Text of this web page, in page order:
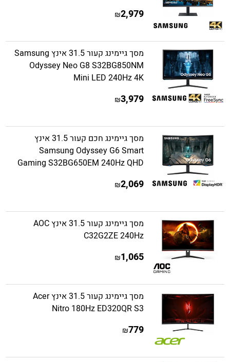
2,979
₪
מסך גיימינג קעור 31.5 אינץ Samsung
Odyssey Neo G8 S32BG850NM
Mini LED 240Hz 4K
3,979
₪
מסך גיימינג חכם קעור 31.5 אינץ
Samsung Odyssey G6 Smart
Gaming S32BG650EM 240Hz QHD
2,069
₪
מסך גיימינג קעור 31.5 אינץ AOC
C32G2ZE 240Hz
1,065
₪
מסך גיימינג קעור 31.5 אינץ Acer
Nitro 180Hz ED320QR S3
779
₪